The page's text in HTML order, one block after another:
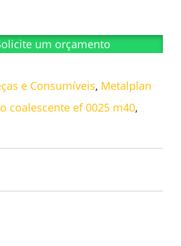
um orçamento
e Consumíveis, Metalplan
coalescente ef 0025 m40,